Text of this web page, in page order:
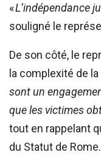
«L’indépendance
souligné le
De son côté, le
la complexité de
sont un
que les victimes
tout en rappelant
du Statut de